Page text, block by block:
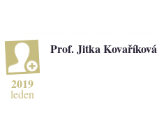
2019
leden
Prof. Jitka Kovaříková